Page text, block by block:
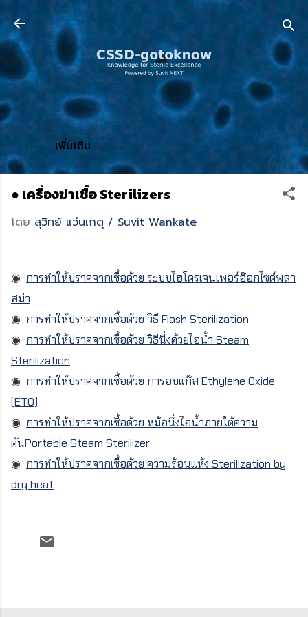
เพิ่มเติม
● เครื่องฆ่าเชื้อ Sterilizers
โดย สุวิทย์ แว่นเกตุ / Suvit Wankate
◉ การทำให้ปราศจากเชื้อด้วย ระบบไฮโดรเจนเพอร์อ๊อกไซด์พลา
สม่า
◉ การทำให้ปราศจากเชื้อด้วย วิธี Flash Sterilization
◉ การทำให้ปราศจากเชื้อด้วย วิธีนึ่งด้วยไอน้ำ Steam
Sterilization
◉ การทำให้ปราศจากเชื้อด้วย การอบแก๊ส Ethylene Oxide
(ETO)
◉ การทำให้ปราศจากเชื้อด้วย หม้อนึ่งไอน้ำภายใต้ความ
ดันPortable Steam Sterilizer
◉ การทำให้ปราศจากเชื้อด้วย ความร้อนแห้ง Sterilization by
dry heat